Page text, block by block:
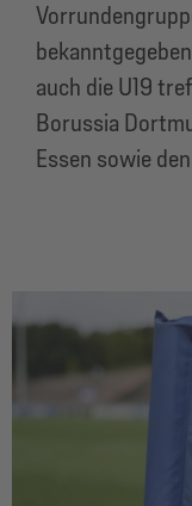
auch die U19
Borussia
Essen sowie